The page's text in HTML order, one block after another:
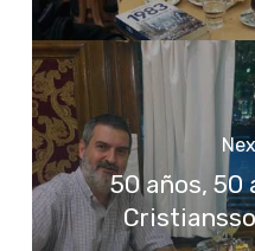
50 años, 50